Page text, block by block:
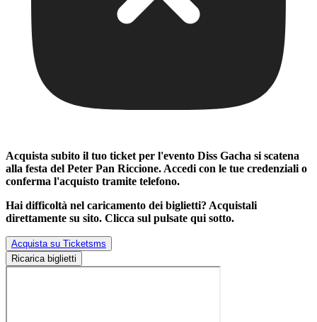
Acquista subito il tuo ticket per l'evento Diss Gacha si scatena
alla festa del Peter Pan Riccione. Accedi con le tue credenziali o
conferma l'acquisto tramite telefono.
Hai difficoltà nel caricamento dei biglietti? Acquistali
direttamente su sito. Clicca sul pulsate qui sotto.
Acquista su Ticketsms
Ricarica biglietti